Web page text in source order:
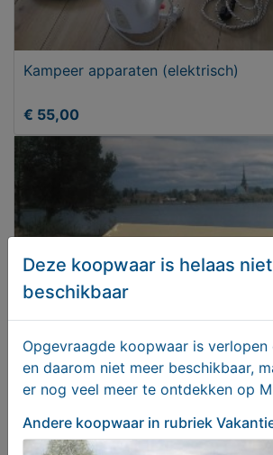
Kampeer apparaten (elektrisch)
€ 55,00
3x van der Graaf Venlo
Vanaf € 12,50
Deze koopwaar is helaas
beschikbaar
Opgevraagde koopwaar is
en daarom niet meer beschikbaar,
er nog veel meer te ontdekken op
Andere koopwaar in rubriek